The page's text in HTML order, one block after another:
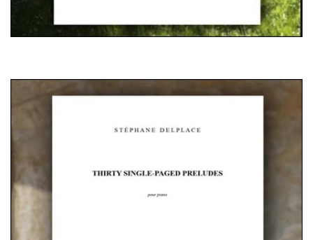
Thirty Single-Paged Preludes